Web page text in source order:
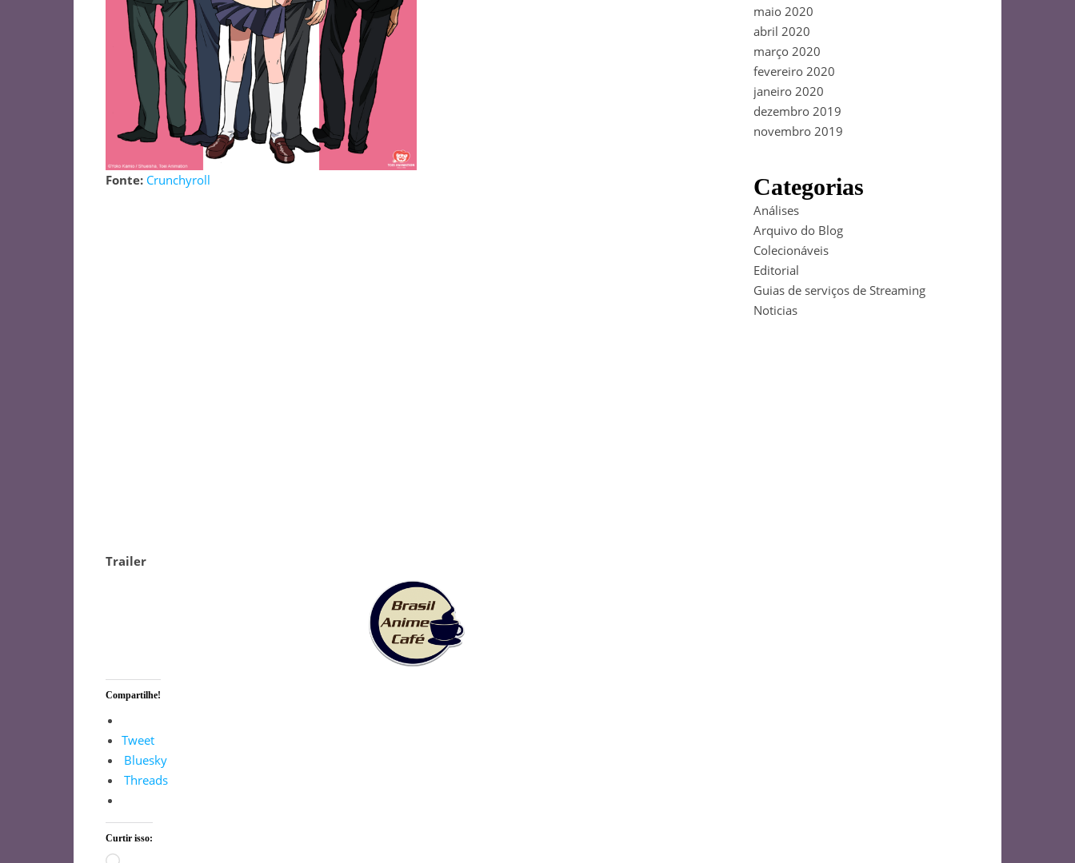
Fonte: Crunchyroll
Trailer
Compartilhe!
Tweet
Bluesky
Threads
Curtir isso:
maio 2020
abril 2020
março 2020
fevereiro 2020
janeiro 2020
dezembro 2019
novembro 2019
Categorias
Análises
Arquivo do Blog
Colecionáveis
Editorial
Guias de serviços de Streaming
Noticias